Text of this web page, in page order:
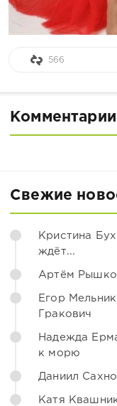
566
Комментарии
Свежие
Кристина
ждёт...
Артём
Егор
Гракович
Надежда
к морю
Даниил
Катя